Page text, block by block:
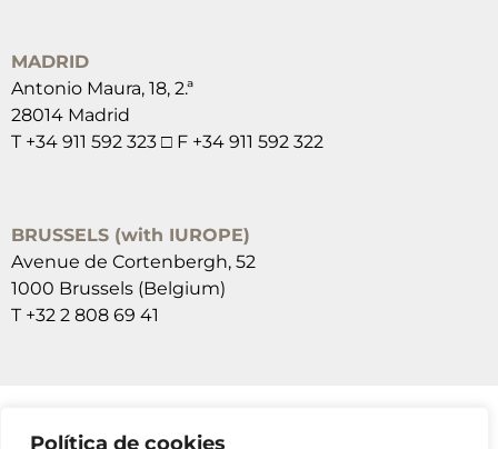
Política de cookies
MADRID
Antonio Maura, 18, 2.ª
28014 Madrid
T +34 911 592 323 □ F +34 911 592 322
BRUSSELS (with IUROPE)
Avenue de Cortenbergh, 52
1000 Brussels (Belgium)
T +32 2 808 69 41